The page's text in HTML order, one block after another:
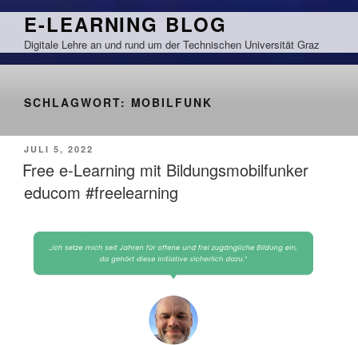
Zum
springen
E-LEARNING BLOG
Digitale Lehre an und rund um der Technischen Universität Graz
SCHLAGWORT: MOBILFUNK
VERÖFFENTLICHT
AM
JULI 5, 2022
Free e-Learning mit Bildungsmobilfunker
educom #freelearning